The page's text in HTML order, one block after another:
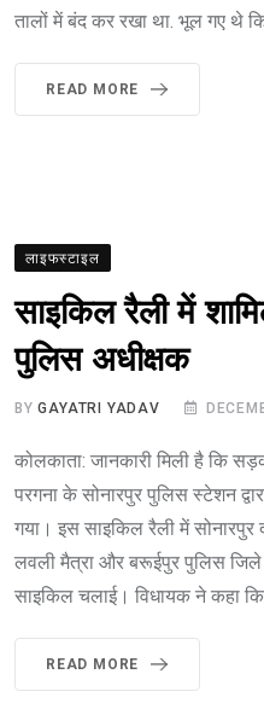
तालों में बंद कर रखा था. भूल गए थे
READ MORE
लाइफस्टाइल
साइकिल रैली में
पुलिस अधीक्षक
BYGAYATRI YADAV
कोलकाता: जानकारी मिली है कि
परगना के सोनारपुर पुलिस स्टेशन
गया। इस साइकिल रैली में सोनारपुर
लवली मैत्रा और बरूईपुर पुलिस जिले
साइकिल चलाई। विधायक ने कहा
READ MORE